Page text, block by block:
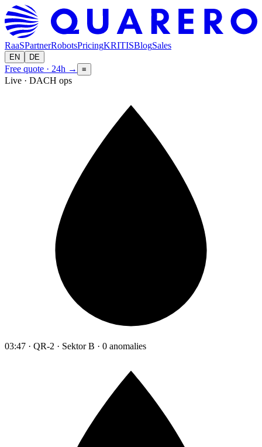
RaaSPartnerRobotsPricingKRITISBlogSales
EN DE
Free quote · 24h → ≡
Live · DACH ops
03:47 · QR-2 · Sektor B · 0 anomalies